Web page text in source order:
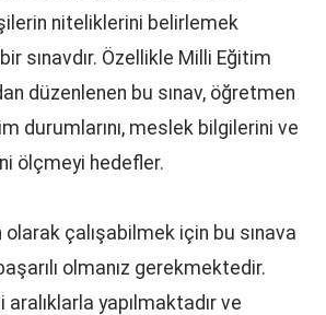
niteliklerini belirlemek
sınavdır. Özellikle Milli Eğitim
düzenlenen bu sınav, öğretmen
durumlarını, meslek bilgilerini ve
ölçmeyi hedefler.
çalışabilmek için bu sınava
olmanız gerekmektedir.
aralıklarla yapılmaktadır ve